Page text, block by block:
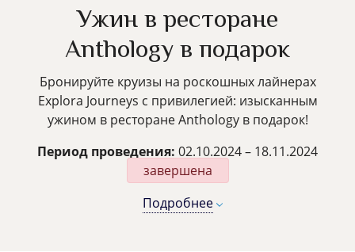
Ужин в ресторане
Anthology в подарок
Бронируйте круизы на роскошных лайнерах
Explora Journeys с привилегией: изысканным
ужином в ресторане Anthology в подарок!
Период проведения: 02.10.2024 – 18.11.2024
завершена
Подробнее